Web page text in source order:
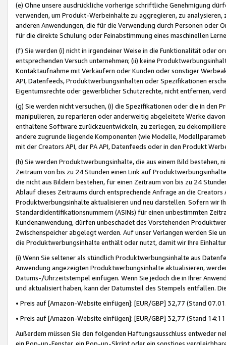
(e) Ohne unsere ausdrückliche vorherige schriftliche Genehmigung
verwenden, um Produkt-Werbeinhalte zu aggregieren, zu
anderen Anwendungen, die für die Verwendung durch Personen
für die direkte Schulung oder Feinabstimmung eines maschinellen
(f) Sie werden (i) nicht in irgendeiner Weise in die Funktionalität oder
entsprechenden Versuch unternehmen; (ii) keine
Kontaktaufnahme mit Verkäufern oder Kunden oder sonstiger
API, Datenfeeds, Produktwerbungsinhalten oder Spezifikationen
Eigentumsrechte oder gewerblicher Schutzrechte, nicht entfernen,
(g) Sie werden nicht versuchen, (i) die Spezifikationen oder die in
manipulieren, zu reparieren oder anderweitig abgeleitete Werke
enthaltene Software zurückzuentwickeln, zu zerlegen, zu
andere zugrunde liegende Komponenten (wie Modelle,
mit der Creators API, der PA API, Datenfeeds oder in den Produkt
(h) Sie werden Produktwerbungsinhalte, die aus einem Bild bestehen,
Zeitraum von bis zu 24 Stunden einen Link auf
die nicht aus Bildern bestehen, für einen Zeitraum von bis zu 24
Ablauf dieses Zeitraums durch entsprechende Anfrage an die
Produktwerbungsinhalte aktualisieren und neu darstellen. Sofern wir
Standardidentifikationsnummern (ASINs) für einen unbestimmten
Kundenanwendung, dürfen unbeschadet des Vorstehenden
Zwischenspeicher abgelegt werden. Auf unser Verlangen werden Sie
die Produktwerbungsinhalte enthält oder nutzt, damit wir Ihre
(i) Wenn Sie seltener als stündlich Produktwerbungsinhalte aus
Anwendung angezeigten Produktwerbungsinhalte aktualisieren,
Datums-/Uhrzeitstempel einfügen. Wenn Sie jedoch die in Ihrer
und aktualisiert haben, kann der Datumsteil des Stempels entfallen.
• Preis auf [Amazon-Website einfügen]: [EUR/GBP] 32,77 (Stand
• Preis auf [Amazon-Website einfügen]: [EUR/GBP] 32,77 (Stand
Außerdem müssen Sie den folgenden Haftungsausschluss entweder
ein Pop-up-Fenster, ein Pop-up-Skript oder ein sonstiges